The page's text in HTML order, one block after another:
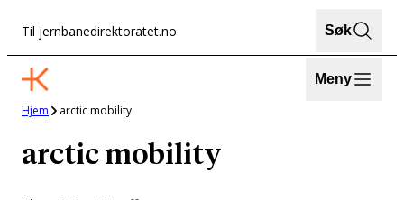
innhold
Til jernbanedirektoratet.no Søk
Meny
Hjem arctic mobility
arctic mobility